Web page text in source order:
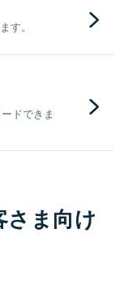
す。
ドできま
さま向け